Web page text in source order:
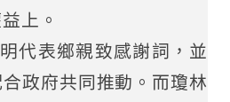
上。
代表鄉親致感謝詞，並
政府共同推動。而瓊林